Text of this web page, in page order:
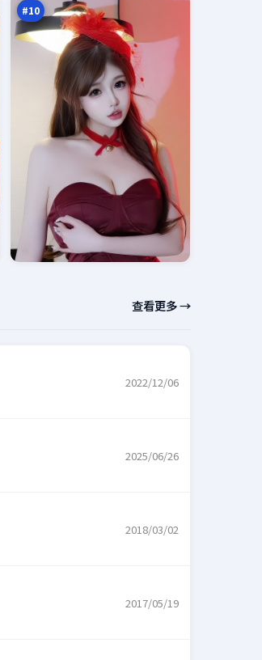
#10
查看更多 →
2022/12/06
2025/06/26
2018/03/02
2017/05/19